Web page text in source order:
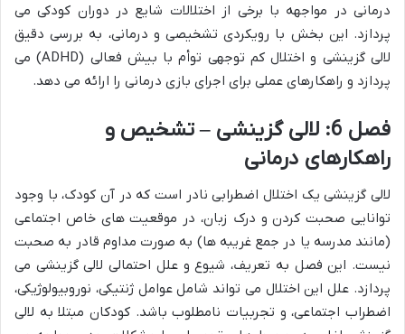
درمانی در مواجهه با برخی از اختلالات شایع در دوران کودکی می
پردازد. این بخش با رویکردی تشخیصی و درمانی، به بررسی دقیق
لالی گزینشی و اختلال کم توجهی توأم با بیش فعالی (ADHD) می
پردازد و راهکارهای عملی برای اجرای بازی درمانی را ارائه می دهد.
فصل 6: لالی گزینشی – تشخیص و
راهکارهای درمانی
لالی گزینشی یک اختلال اضطرابی نادر است که در آن کودک، با وجود
توانایی صحبت کردن و درک زبان، در موقعیت های خاص اجتماعی
(مانند مدرسه یا در جمع غریبه ها) به صورت مداوم قادر به صحبت
نیست. این فصل به تعریف، شیوع و علل احتمالی لالی گزینشی می
پردازد. علل این اختلال می تواند شامل عوامل ژنتیکی، نوروبیولوژیکی،
اضطراب اجتماعی، و تجربیات نامطلوب باشد. کودکان مبتلا به لالی